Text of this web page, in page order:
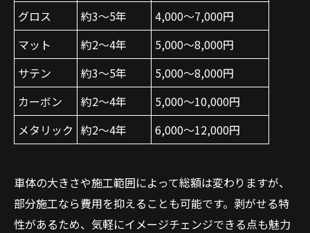
グロス 約3〜5年
4,000〜7,000円
マット
約2〜4年
5,000〜8,000円
サテン
約3〜5年
5,000〜8,000円
カーボン
約2〜4年
5,000〜10,000円
メタリック 約2〜4年 6,000〜12,000円
車体の大きさや施工範囲によって総額は変わりますが、
部分施工なら費用を抑えることも可能です。剥がせる特
性があるため、気軽にイメージチェンジできる点も魅力